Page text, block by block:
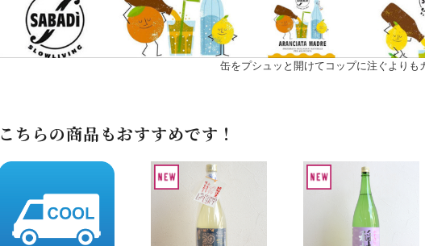
缶をプシュッと開けてコップに注ぐよりも
こちらの商品もおすすめです！